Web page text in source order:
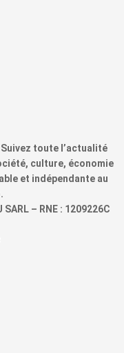
toute l’actualité
culture, économie
et indépendante au
– RNE : 1209226C